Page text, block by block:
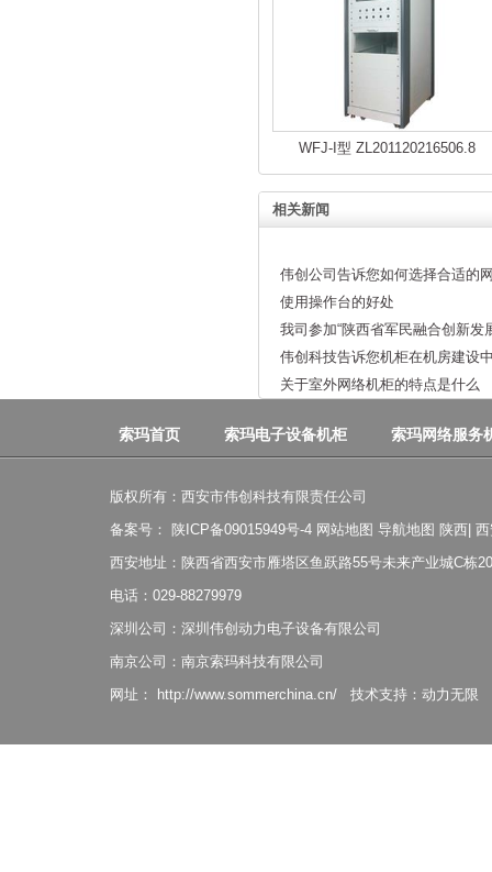
WFJ-I型 ZL201120216506.8
相关新闻
伟创公司告诉您如何选择合适的
使用操作台的好处
我司参加“陕西省军民融合创新发
伟创科技告诉您机柜在机房建设
关于室外网络机柜的特点是什么
索玛首页 索玛电子设备机柜 索玛网络服务
版权所有：西安市伟创科技有限责任公司
备案号：
陕ICP备09015949号-4 网站地图 导航地图 陕西
西安地址：陕西省西安市雁塔区鱼跃路55号未来产业城C栋
电话：029-88279979
深圳公司：深圳伟创动力电子设备有限公司
南京公司：南京索玛科技有限公司
网址：
http://www.sommerchina.cn/ 技术支持： 动力无限